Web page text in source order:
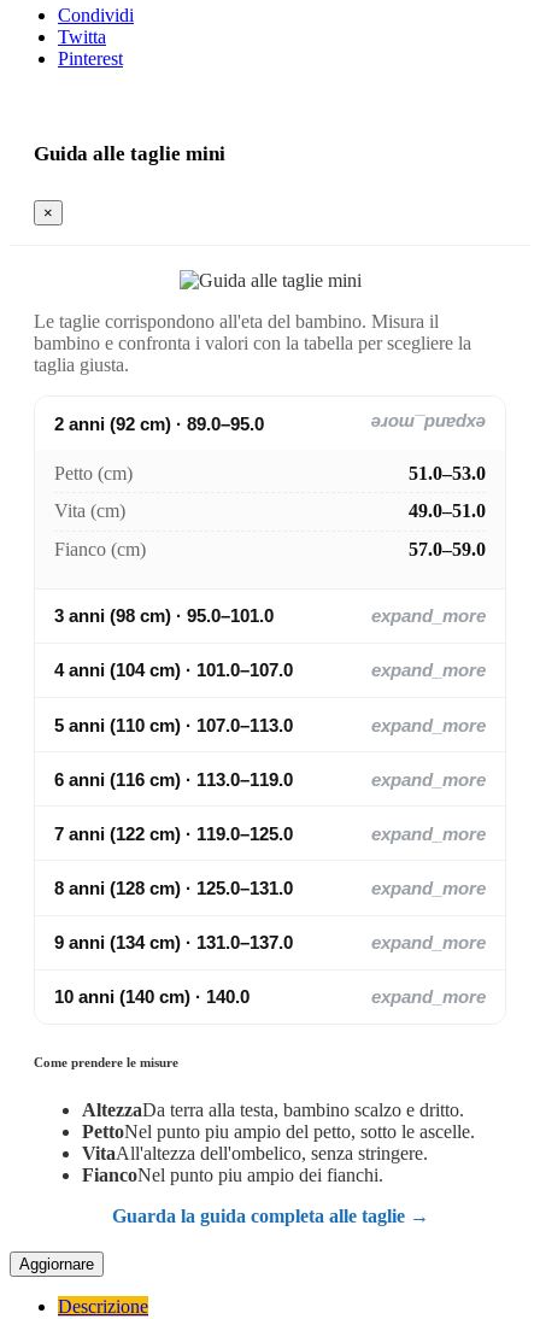
Condividi
Twitta
Pinterest
Guida alle taglie mini
×
Le taglie corrispondono all'eta del bambino. Misura il
bambino e confronta i valori con la tabella per scegliere la
taglia giusta.
2 anni (92 cm) · 89.0–95.0 expand_more
Petto (cm)
51.0–53.0
Vita (cm)
49.0–51.0
Fianco (cm)
57.0–59.0
3 anni (98 cm) · 95.0–101.0 expand_more
4 anni (104 cm) · 101.0–107.0 expand_more
5 anni (110 cm) · 107.0–113.0 expand_more
6 anni (116 cm) · 113.0–119.0 expand_more
7 anni (122 cm) · 119.0–125.0 expand_more
8 anni (128 cm) · 125.0–131.0 expand_more
9 anni (134 cm) · 131.0–137.0 expand_more
10 anni (140 cm) · 140.0 expand_more
Come prendere le misure
AltezzaDa terra alla testa, bambino scalzo e dritto.
PettoNel punto piu ampio del petto, sotto le ascelle.
VitaAll'altezza dell'ombelico, senza stringere.
FiancoNel punto piu ampio dei fianchi.
Guarda la guida completa alle taglie →
Descrizione